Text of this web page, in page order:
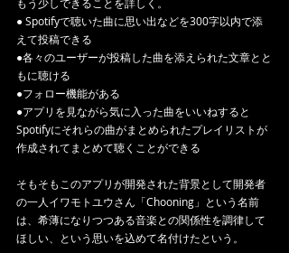
● Spotifyで聴いた曲に思い出などを300字以内で添
えて投稿できる
●各々のユーザーが投稿した曲を添えられた文章とと
もに聴ける
●フォロー機能がある
●アプリを見ながら気に入った曲をいいねすると
Spotifyにそれらの曲がまとめられたプレイリストが
作成されてまとめて聴くことができる
そもそもこのアプリが開発された背景として開発者
の一人イワモトユウさん「Chooning」という名前
は、希薄になりつつある音楽との関係性を調律して
ほしい、という思いを込めて名付けたという。